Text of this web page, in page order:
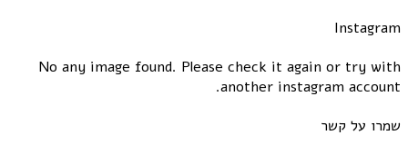
Instagram
No any image found. Please check it again or try with
another instagram account.
שמרו על קשר